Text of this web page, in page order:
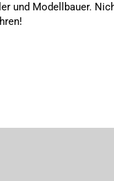
und Modellbauer.